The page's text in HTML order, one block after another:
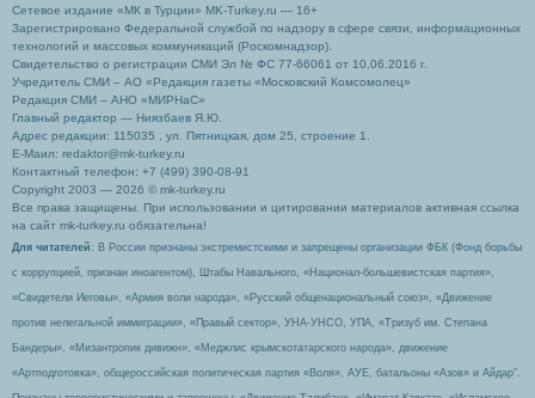
Сетевое издание «МК в Турции» MK-Turkey.ru — 16+
Зарегистрировано Федеральной службой по надзору в сфере связи, информационных
технологий и массовых коммуникаций (Роскомнадзор).
Свидетельство о регистрации СМИ Эл № ФС 77-66061 от 10.06.2016 г.
Учредитель СМИ – АО «Редакция газеты «Московский Комсомолец»
Редакция СМИ – АНО «МИРНаС»
Главный редактор — Ниязбаев Я.Ю.
Адрес редакции: 115035 , ул. Пятницкая, дом 25, строение 1.
Е-Маил: redaktor@mk-turkey.ru
Контактный телефон: +7 (499) 390-08-91
Copyright 2003 — 2026 © mk-turkey.ru
Все права защищены. При использовании и цитировании материалов активная ссылка
на сайт mk-turkey.ru обязательна!
Для читателей : В России признаны экстремистскими и запрещены организации ФБК (Фонд борьбы
с коррупцией, признан иноагентом), Штабы Навального, «Национал-большевистская партия»,
«Свидетели Иеговы», «Армия воли народа», «Русский общенациональный союз», «Движение
против нелегальной иммиграции», «Правый сектор», УНА-УНСО, УПА, «Тризуб им. Степана
Бандеры», «Мизантропик дивижн», «Меджлис крымскотатарского народа», движение
«Артподготовка», общероссийская политическая партия «Воля», АУЕ, батальоны «Азов» и Айдар″.